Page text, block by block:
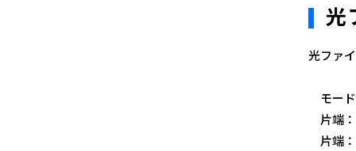
光
光ファ
モード
片端：
片端：